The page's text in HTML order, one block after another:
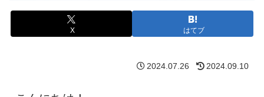
X はてブ
2024.07.26 2024.09.10